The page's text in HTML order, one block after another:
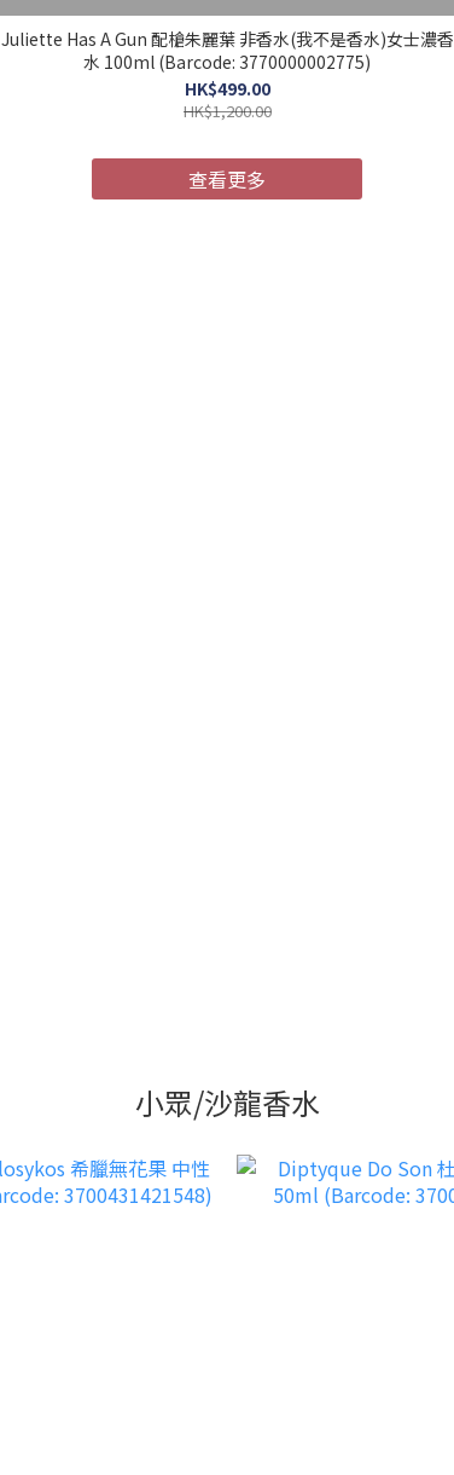
Juliette Has A Gun 配槍朱麗葉 非香水(我不是香水)女士濃香
水 100ml (Barcode: 3770000002775)
HK$499.00
HK$1,200.00
查看更多
小眾/沙龍香水